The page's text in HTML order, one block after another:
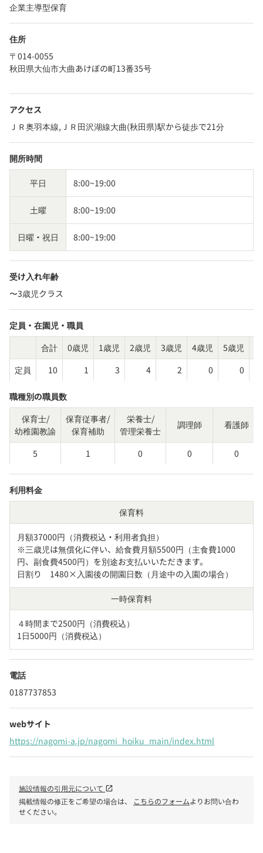
企業主導型保育
住所
〒014-0055
秋田県大仙市大曲あけぼの町13番35号
アクセス
ＪＲ奥羽本線,ＪＲ田沢湖線大曲(秋田県)駅から徒歩で21分
開所時間
平日 8:00~19:00
土曜 8:00~19:00
日曜・祝日 8:00~19:00
受け入れ年齢
〜3歳児クラス
定員・在園児・職員
合計
0歳児 1歳児 2歳児 3歳児 4歳児 5歳児
定員
10 1 3 4 2 0 0
職種別の職員数
保育士/
幼稚園教諭
保育従事者/
保育補助
栄養士/
管理栄養士
調理師 看護師
5 1 0 0 0
利用料金
保育料
月額37000円（消費税込・利用者負担）
※三歳児は無償化に伴い、給食費月額5500円（主食費1000
円、副食費4500円）を別途お支払いいただきます。
日割り　1480×入園後の開園日数（月途中の入園の場合）
一時保育料
４時間まで2500円（消費税込）
1日5000円（消費税込）
電話
0187737853
webサイト
https://nagomi-a.jp/nagomi_hoiku_main/index.html
施設情報の引用元について open_in_new
掲載情報の修正をご希望の場合は、 こちらのフォームよりお問い合わ
せください。